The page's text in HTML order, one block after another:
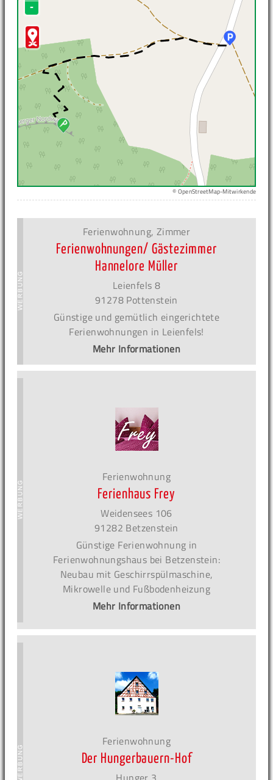
-
© OpenStreetMap-Mitwirkende
Ferienwohnung, Zimmer
Ferienwohnungen/ Gästezimmer
Hannelore Müller
Leienfels 8
91278 Pottenstein
Günstige und gemütlich eingerichtete
Ferienwohnungen in Leienfels!
Mehr Informationen
Ferienwohnung
Ferienhaus Frey
Weidensees 106
91282 Betzenstein
Günstige Ferienwohnung in
Ferienwohnungshaus bei Betzenstein:
Neubau mit Geschirrspülmaschine,
Mikrowelle und Fußbodenheizung
Mehr Informationen
Ferienwohnung
Der Hungerbauern-Hof